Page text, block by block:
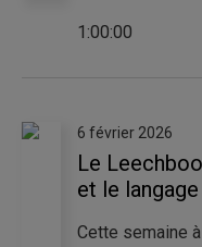
Alexis Kelly et
éléments qui, à
1:00:00
6 février 2026
Le
et le
Cette semaine à